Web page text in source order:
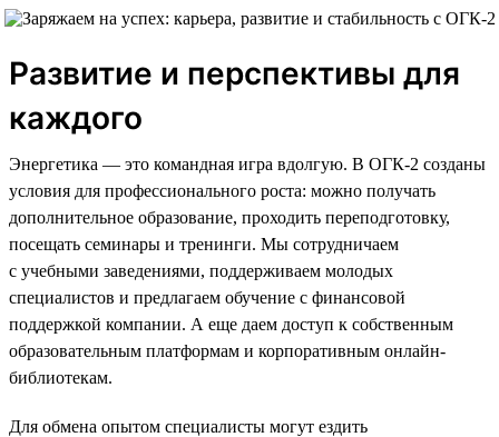
Развитие и перспективы для
каждого
Энергетика — это командная игра вдолгую. В ОГК-2 созданы
условия для профессионального роста: можно получать
дополнительное образование, проходить переподготовку,
посещать семинары и тренинги. Мы сотрудничаем
с учебными заведениями, поддерживаем молодых
специалистов и предлагаем обучение с финансовой
поддержкой компании. А еще даем доступ к собственным
образовательным платформам и корпоративным онлайн-
библиотекам.
Для обмена опытом специалисты могут ездить